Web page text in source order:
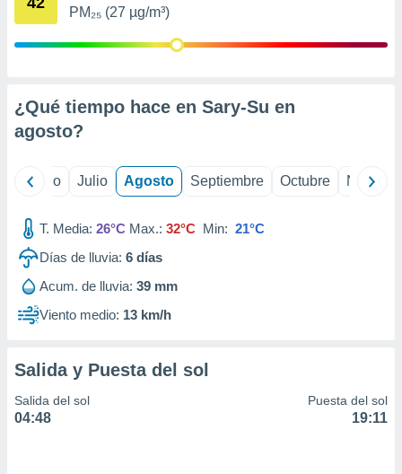
mediante
publicidad
publicidad
1199
PM₂₅ (27 µg/m³)
¿Qué tiempo hace en Sary-Su en
agosto?
Junio Julio Agosto Septiembre Octubre
T. Media: 26°C Max.: 32°C Min: 21°C
Días de lluvia: 6 días
Acum. de lluvia: 39 mm
Viento medio: 13 km/h
Salida y Puesta del sol
Salida del sol
04:48
Puesta del sol
19:11